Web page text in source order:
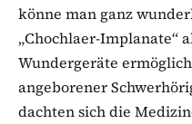
könne man ganz
„Chochlaer-Implanate“
Wundergeräte
angeborener
dachten sich die